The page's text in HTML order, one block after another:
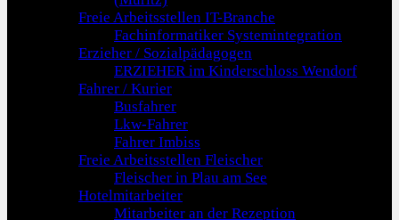
Freie Arbeitsstellen IT-Branche
Fachinformatiker Systemintegration
Erzieher / Sozialpädagogen
ERZIEHER im Kinderschloss Wendorf
Fahrer / Kurier
Busfahrer
Lkw-Fahrer
Fahrer Imbiss
Freie Arbeitsstellen Fleischer
Fleischer in Plau am See
Hotelmitarbeiter
Mitarbeiter an der Rezeption